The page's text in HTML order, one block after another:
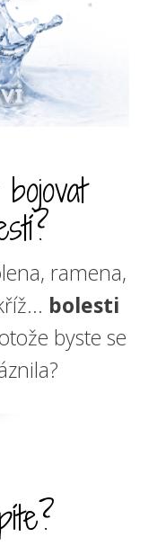
ramena,
bolesti
byste se